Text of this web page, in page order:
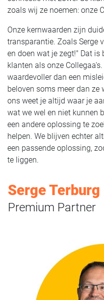
zoals wij ze noemen: onze
Onze kernwaarden zijn
transparantie. Zoals Serge
en doen wat je zegt!" Dat
klanten als onze
waardevoller dan een
beloven soms meer dan ze
ons weet je altijd waar je
wat we wel en niet kunnen
een andere oplossing te
helpen. We blijven echter
een passende oplossing,
te liggen.
Serge Terburg
Premium Partner